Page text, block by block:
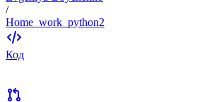
/
Home_work_python2
Код